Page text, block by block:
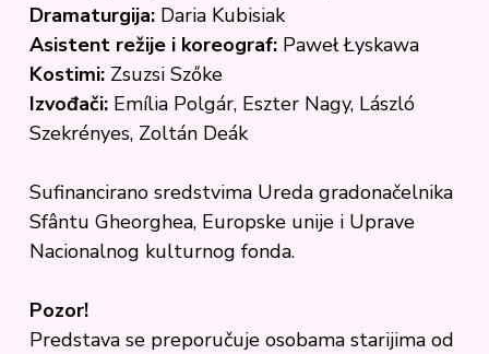
Dramaturgija:Daria Kubisiak
Asistent režije i koreograf:Paweł Łyskawa
Kostimi:Zsuzsi Szőke
Izvođači:Emília Polgár, Eszter Nagy, László
Szekrényes, Zoltán Deák
Sufinancirano sredstvima Ureda gradonačelnika
Sfântu Gheorghea, Europske unije i Uprave
Nacionalnog kulturnog fonda.
Pozor!
Predstava se preporučuje osobama starijima od